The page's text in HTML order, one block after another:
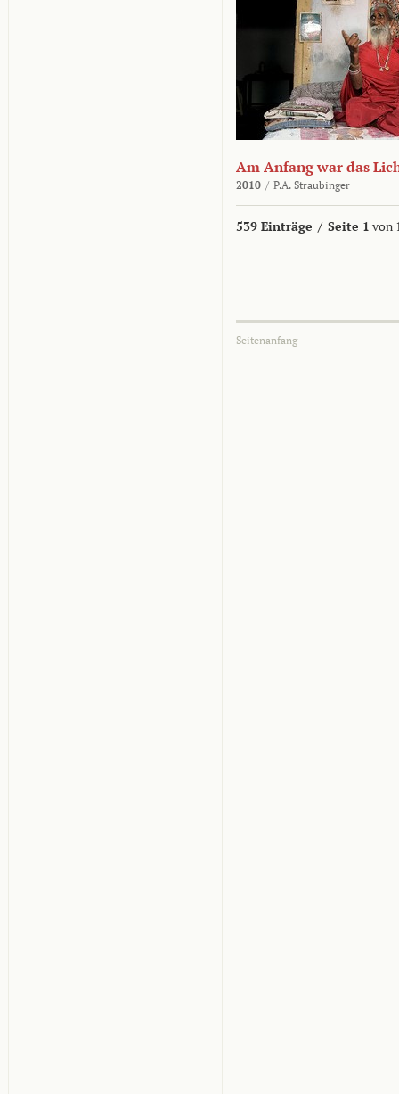
Am Anfang war das
2010 / P.A. Straubinger
539 Einträge / Seite 1 von
Seitenanfang